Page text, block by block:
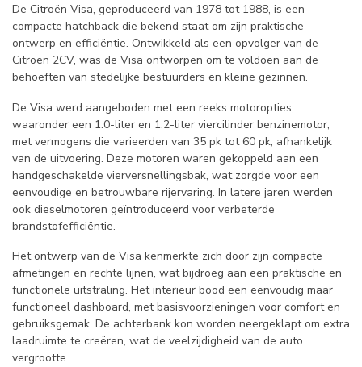
De Citroën Visa, geproduceerd van 1978 tot 1988, is een
compacte hatchback die bekend staat om zijn praktische
ontwerp en efficiëntie. Ontwikkeld als een opvolger van de
Citroën 2CV, was de Visa ontworpen om te voldoen aan de
behoeften van stedelijke bestuurders en kleine gezinnen.
De Visa werd aangeboden met een reeks motoropties,
waaronder een 1.0-liter en 1.2-liter viercilinder benzinemotor,
met vermogens die varieerden van 35 pk tot 60 pk, afhankelijk
van de uitvoering. Deze motoren waren gekoppeld aan een
handgeschakelde vierversnellingsbak, wat zorgde voor een
eenvoudige en betrouwbare rijervaring. In latere jaren werden
ook dieselmotoren geïntroduceerd voor verbeterde
brandstofefficiëntie.
Het ontwerp van de Visa kenmerkte zich door zijn compacte
afmetingen en rechte lijnen, wat bijdroeg aan een praktische en
functionele uitstraling. Het interieur bood een eenvoudig maar
functioneel dashboard, met basisvoorzieningen voor comfort en
gebruiksgemak. De achterbank kon worden neergeklapt om extra
laadruimte te creëren, wat de veelzijdigheid van de auto
vergrootte.